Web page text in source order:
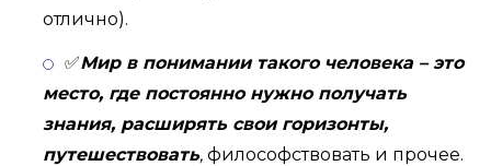
отлично).
✅Мир в понимании такого человека – это
место, где постоянно нужно получать
знания, расширять свои горизонты,
путешествовать, философствовать и прочее.